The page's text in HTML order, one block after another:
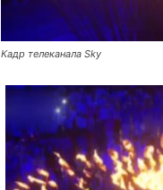
Кадр телеканала Sky